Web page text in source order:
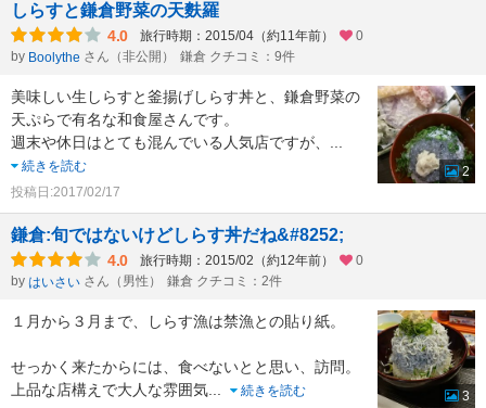
しらすと鎌倉野菜の天麩羅
4.0 旅行時期：2015/04（約11年前）
0
by Boolythe さん（非公開） 鎌倉 クチコミ：9件
美味しい生しらすと釜揚げしらす丼と、鎌倉野菜の
天ぷらで有名な和食屋さんです。
週末や休日はとても混んでいる人気店ですが、 ...
続きを読む
投稿日:2017/02/17
2
鎌倉:旬ではないけどしらす丼だね&#8252;
4.0 旅行時期：2015/02（約12年前）
0
by はいさい さん（男性） 鎌倉 クチコミ：2件
１月から３月まで、しらす漁は禁漁との貼り紙。
せっかく来たからには、食べないとと思い、訪問。
上品な店構えで大人な雰囲気...
続きを読む
3